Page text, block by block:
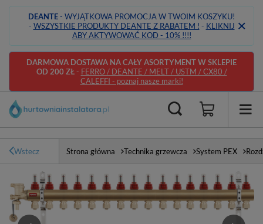
DEANTE- WYJĄTKOWA PROMOCJA W TWOIM KOSZYKU!
- WSZYSTKIE PRODUKTY DEANTE Z RABATEM ! - KLIKNIJ
ABY AKTYWOWAĆ KOD - 10% !!!!
DARMOWA DOSTAWA NA CAŁY ASORTYMENT W SKLEPIE
OD 200 ZŁ- FERRO / DEANTE / MELT / USTM / CX80 /
CALEFFI - poznaj nasze marki!
Wstecz Strona główna Technika grzewcza System PEX